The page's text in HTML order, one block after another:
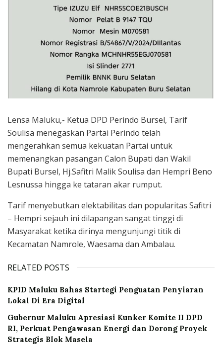
Lensa Maluku,- Ketua DPD Perindo Bursel, Tarif
Soulisa menegaskan Partai Perindo telah
mengerahkan semua kekuatan Partai untuk
memenangkan pasangan Calon Bupati dan Wakil
Bupati Bursel, Hj.Safitri Malik Soulisa dan Hempri Beno
Lesnussa hingga ke tataran akar rumput.
Tarif menyebutkan elektabilitas dan popularitas Safitri
– Hempri sejauh ini dilapangan sangat tinggi di
Masyarakat ketika dirinya mengunjungi titik di
Kecamatan Namrole, Waesama dan Ambalau.
RELATED POSTS
KPID Maluku Bahas Startegi Penguatan Penyiaran
Lokal Di Era Digital
Gubernur Maluku Apresiasi Kunker Komite II DPD
RI, Perkuat Pengawasan Energi dan Dorong Proyek
Strategis Blok Masela